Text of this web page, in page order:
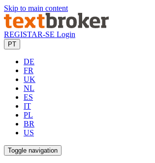
Skip to main content
REGISTAR-SE Login
PT
DE
FR
UK
NL
ES
IT
PL
BR
US
Toggle navigation